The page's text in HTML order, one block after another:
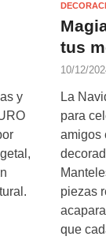
y
tus
10/12/
La
para
amigos
piezas
que